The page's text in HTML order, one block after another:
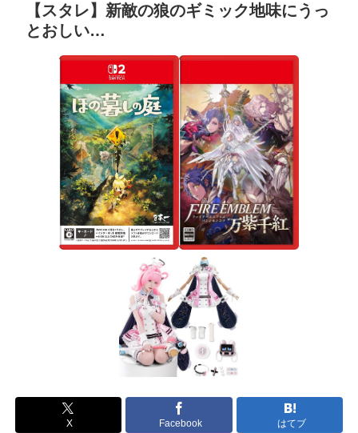
【スタレ】新敵の狼のギミック地味にうっ
とおしい…
X Facebook はてブ